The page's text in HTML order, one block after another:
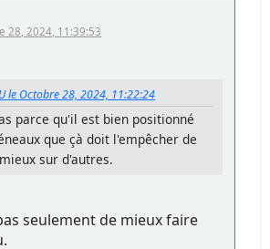
28, 2024, 11:39:53
le Octobre 28, 2024, 11:22:24
parce qu'il est bien positionné
que çà doit l'empêcher de
sur d'autres.
seulement de mieux faire